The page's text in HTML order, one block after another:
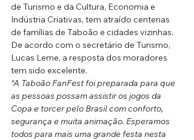
de Turismo e da Cultura, Economia e
Indústria Criativas, tem atraído centenas
de famílias de Taboão e cidades vizinhas.
De acordo com o secretário de Turismo,
Lucas Leme, a resposta dos moradores
tem sido excelente.
“A Taboão FanFest foi preparada para que
as pessoas possam assistir os jogos da
Copa e torcer pelo Brasil com conforto,
segurança e muita animação. Esperamos
todos para mais uma grande festa nesta